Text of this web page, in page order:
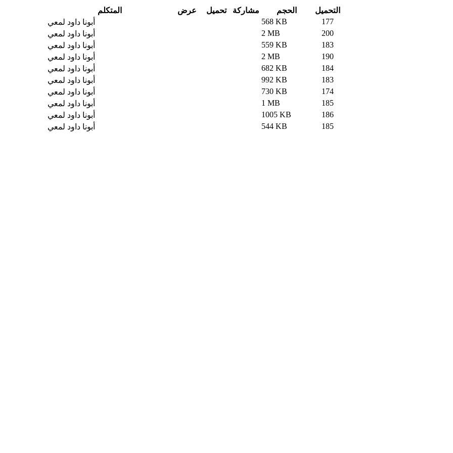
المتكلم عرض تحميل مشاركة الحجم
التحميل
أبونا داود لمعي
568 KB
177
أبونا داود لمعي
2 MB
200
أبونا داود لمعي
559 KB
183
أبونا داود لمعي
2 MB
190
أبونا داود لمعي
682 KB
184
أبونا داود لمعي
992 KB
183
أبونا داود لمعي
730 KB
174
أبونا داود لمعي
1 MB
185
أبونا داود لمعي
1005 KB
186
أبونا داود لمعي
544 KB 185